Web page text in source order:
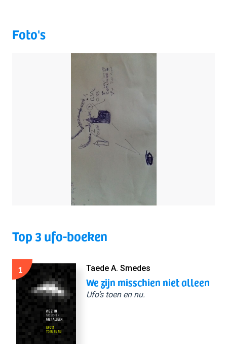
Foto's
Top 3 ufo-boeken
1 Taede A. Smedes
We zijn misschien niet alleen
Ufo’s toen en nu.